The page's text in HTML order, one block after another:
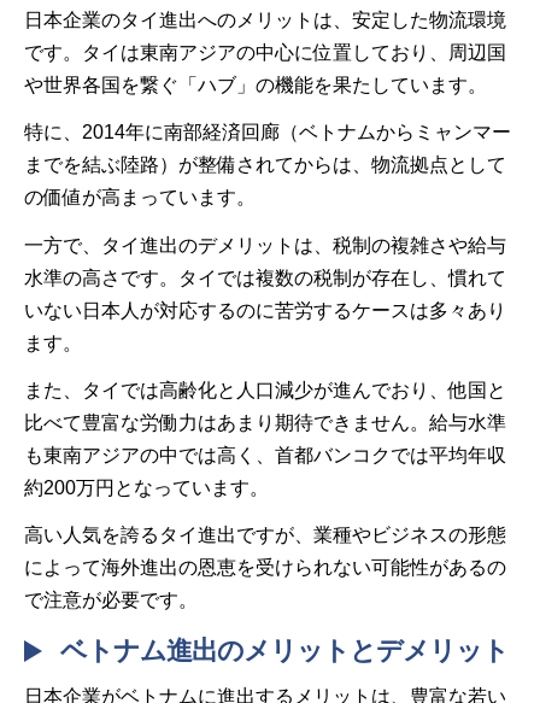
日本企業のタイ進出へのメリットは、安定した物流環境
です。タイは東南アジアの中心に位置しており、周辺国
や世界各国を繋ぐ「ハブ」の機能を果たしています。
特に、2014年に南部経済回廊（ベトナムからミャンマー
までを結ぶ陸路）が整備されてからは、物流拠点として
の価値が高まっています。
一方で、タイ進出のデメリットは、税制の複雑さや給与
水準の高さです。タイでは複数の税制が存在し、慣れて
いない日本人が対応するのに苦労するケースは多々あり
ます。
また、タイでは高齢化と人口減少が進んでおり、他国と
比べて豊富な労働力はあまり期待できません。給与水準
も東南アジアの中では高く、首都バンコクでは平均年収
約200万円となっています。
高い人気を誇るタイ進出ですが、業種やビジネスの形態
によって海外進出の恩恵を受けられない可能性があるの
で注意が必要です。
ベトナム進出のメリットとデメリット
日本企業がベトナムに進出するメリットは、豊富な若い